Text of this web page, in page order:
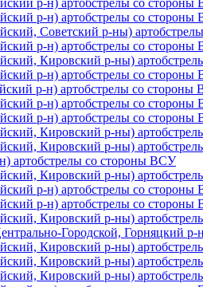
р-н) артобстрелы со
Советский р-ны)
р-н) артобстрелы со
Кировский р-ны)
р-н) артобстрелы со
р-н) артобстрелы со стороны
р-н) артобстрелы со
р-н) артобстрелы со
Кировский р-ны)
Кировский р-ны)
артобстрелы со стороны ВСУ
Кировский р-ны)
р-н) артобстрелы со
р-н) артобстрелы со
Кировский р-ны)
Городской, Горняцкий
Кировский р-ны)
Кировский р-ны)
Кировский р-ны)